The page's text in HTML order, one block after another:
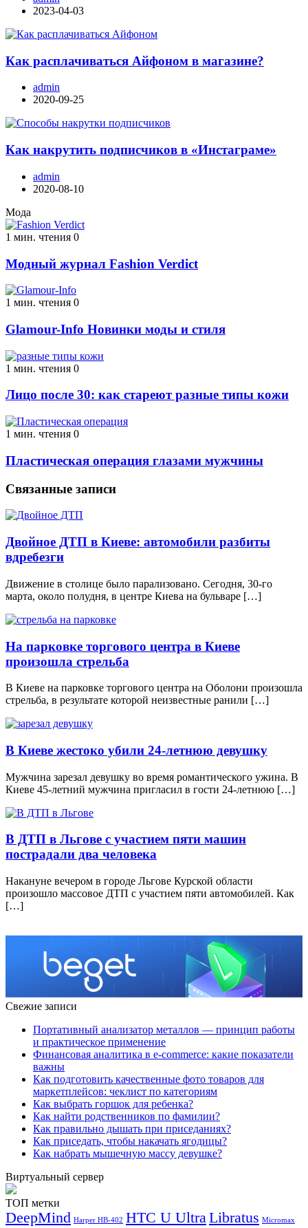
2023-04-03
Как расплачиваться Айфоном в магазине?
admin
2020-09-25
Как накрутить подписчиков в «Инстаграме»
admin
2020-08-10
Мода
1 мин. чтения 0
Модный журнал Fashion Verdict
1 мин. чтения 0
Glamour-Info Новинки моды и стиля
1 мин. чтения 0
Лицо после 30: как стареют разные типы кожи
1 мин. чтения 0
Пластическая операция глазами мужчины
Связанные записи
Двойное ДТП в Киеве: автомобили разбиты
вдребезги
Движение в столице было парализовано. Сегодня, 30-го
марта, около полудня, в центре Киева на бульваре […]
На парковке торгового центра в Киеве
произошла стрельба
В Киеве на парковке торгового центра на Оболони произошла
стрельба, в результате которой неизвестные ранили […]
В Киеве жестоко убили 24-летнюю девушку
Мужчина зарезал девушку во время романтического ужина. В
Киеве 45-летний мужчина пригласил в гости 24-летнюю […]
В ДТП в Льгове с участием пяти машин
пострадали два человека
Накануне вечером в городе Льгове Курской области
произошло массовое ДТП с участием пяти автомобилей. Как
[…]
Свежие записи
Портативный анализатор металлов — принцип работы
и практическое применение
Финансовая аналитика в e-commerce: какие показатели
важны
Как подготовить качественные фото товаров для
маркетплейсов: чеклист по категориям
Как выбрать горшок для ребенка?
Как найти родственников по фамилии?
Как правильно дышать при приседаниях?
Как приседать, чтобы накачать ягодицы?
Как набрать мышечную массу девушке?
Виртуальный сервер
ТОП метки
DeepMind Harper HB-402 HTC U UltraLibratus Micromax